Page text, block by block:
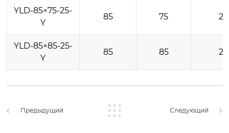
YLD-85×75-25-
Y
85 75 25
YLD-85×85-25-
Y
85 85 25
Предыдущий Следующий